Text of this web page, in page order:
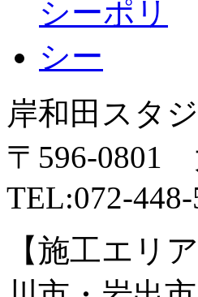
岸和田スタ
〒596-0801
TEL:072-
【施工エリ